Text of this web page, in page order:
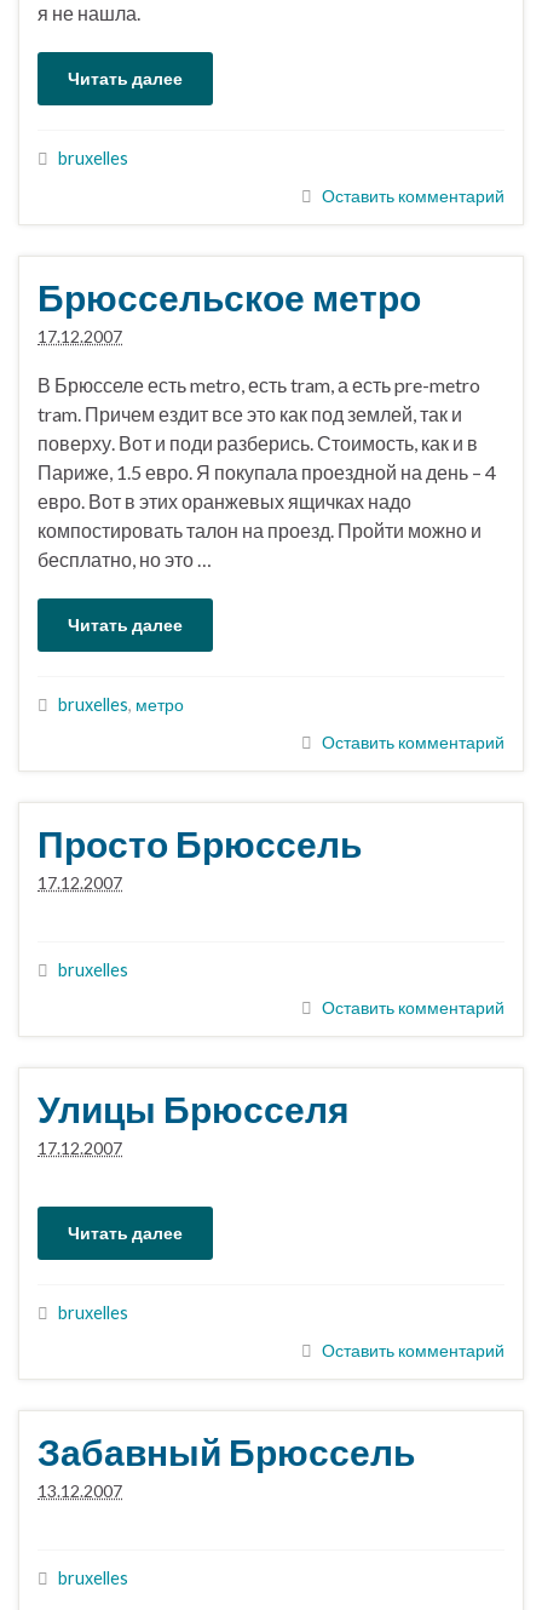
я не нашла.
Читать далее
bruxelles
Оставить комментарий
Брюссельское метро
17.12.2007
В Брюсселе есть metro, есть tram, а есть pre-metro
tram. Причем ездит все это как под землей, так и
поверху. Вот и поди разберись. Стоимость, как и в
Париже, 1.5 евро. Я покупала проездной на день – 4
евро. Вот в этих оранжевых ящичках надо
компостировать талон на проезд. Пройти можно и
бесплатно, но это …
Читать далее
bruxelles, метро
Оставить комментарий
Просто Брюссель
17.12.2007
bruxelles
Оставить комментарий
Улицы Брюсселя
17.12.2007
Читать далее
bruxelles
Оставить комментарий
Забавный Брюссель
13.12.2007
bruxelles